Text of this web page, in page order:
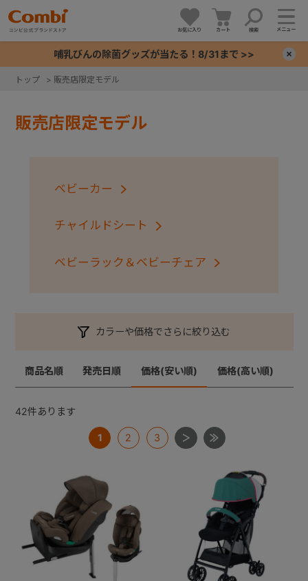
お気に入り カート 検索 メニュー
哺乳びんの除菌グッズが当たる！8/31まで >>
販売店限定モデル
ベビーカー
チャイルドシート
ベビーラック＆ベビーチェア
カラーや価格でさらに絞り込む
商品名順 発売日順 価格(安い順) 価格(高い順)
42件あります
1 2 3
トップ > 販売店限定モデル